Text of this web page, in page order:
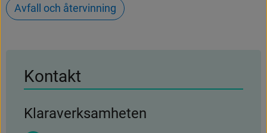
Avfall och återvinning
Kontakt
Klaraverksamheten